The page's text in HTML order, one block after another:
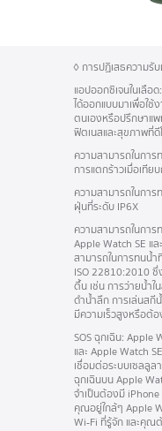
◊ การปฏิเสธความรั
แอปออกซิเจนในเลือด:
ได้ออกแบบมาเพื่อใช้
ตนเองหรือปรึกษาแ
ฟิตเนสและสุขภาพที่ดี
ความสามารถในการ
การแตกร้าวเมื่อเทีย
ความสามารถในการ
ฝุ่นที่ระดับ IP6X
ความสามารถในการ
Apple Watch SE แ
สามารถในการทนน้
ISO 22810:2010 ซึ่
ตื้น เช่น การว่ายน้ำใน
ดำน้ำลึกการเล่นสกี
มีความเร็วสูงหรือต้
SOS ฉุกเฉิน: Apple
และ Apple Watch
เชื่อมต่อระบบเซลลูล
ฉุกเฉินบน Apple
จำเป็นต้องมี
คุณอยู่ใกล้ๆ Apple
Wi‑Fi ที่รู้จัก และคุณ